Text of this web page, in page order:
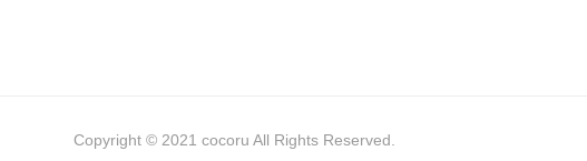
Copyright © 2021 cocoru All Rights Reserved.